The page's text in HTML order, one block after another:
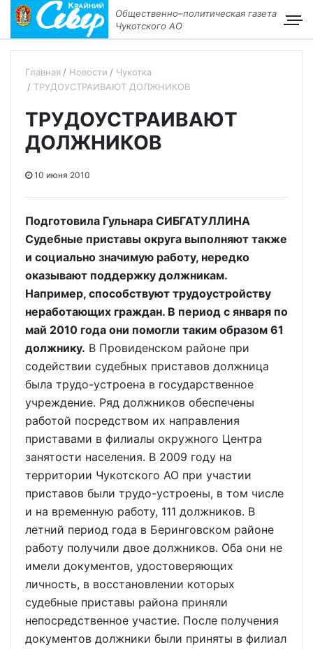
Общественно–политическая газета
Чукотского АО
Главная Новости
Чукотка
ТРУДОУСТРАИВАЮТ ДОЛЖНИКОВ
ТРУДОУСТРАИВАЮТ
ДОЛЖНИКОВ
10 июня 2010
Подготовила Гульнара СИБГАТУЛЛИНА
Судебные приставы округа выполняют также
и социально значимую работу, нередко
оказывают поддержку должникам.
Например, способствуют трудоустройству
неработающих граждан. В период с января по
май 2010 года они помогли таким образом 61
должнику. В Провиденском районе при
содействии судебных приставов должница
была трудо-устроена в государственное
учреждение. Ряд должников обеспечены
работой посредством их направления
приставами в филиалы окружного Центра
занятости населения. В 2009 году на
территории Чукотского АО при участии
приставов были трудо-устроены, в том числе
и на временную работу, 111 должников. В
летний период года в Беринговском районе
работу получили двое должников. Оба они не
имели документов, удостоверяющих
личность, в восстановлении которых
судебные приставы района приняли
непосредственное участие. После получения
документов должники были приняты в филиал